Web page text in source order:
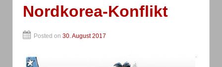
Nordkorea-Konflikt
Posted on 30. August 2017